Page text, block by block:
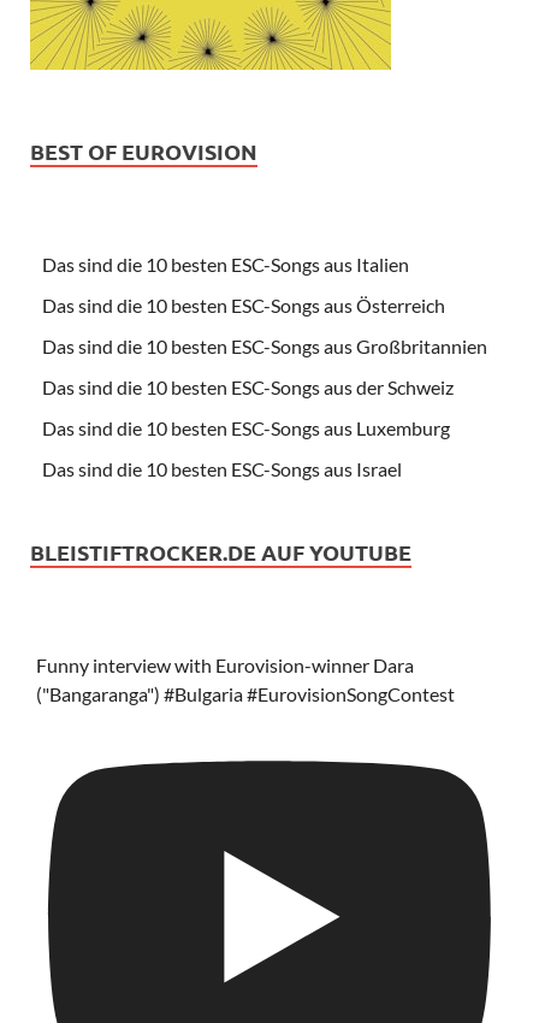
BEST OF EUROVISION
Das sind die 10 besten ESC-Songs aus Italien
Das sind die 10 besten ESC-Songs aus Österreich
Das sind die 10 besten ESC-Songs aus Großbritannien
Das sind die 10 besten ESC-Songs aus der Schweiz
Das sind die 10 besten ESC-Songs aus Luxemburg
Das sind die 10 besten ESC-Songs aus Israel
BLEISTIFTROCKER.DE AUF YOUTUBE
Funny interview with Eurovision-winner Dara
("Bangaranga") #Bulgaria #EurovisionSongContest